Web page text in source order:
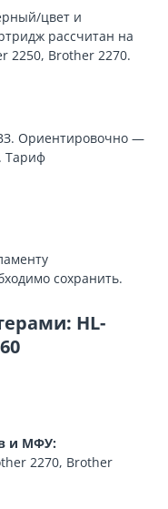
цвет и
рассчитан на
2250, Brother 2270.
Ориентировочно —
Тариф
сохранить.
HL-
и МФУ:
2270, Brother